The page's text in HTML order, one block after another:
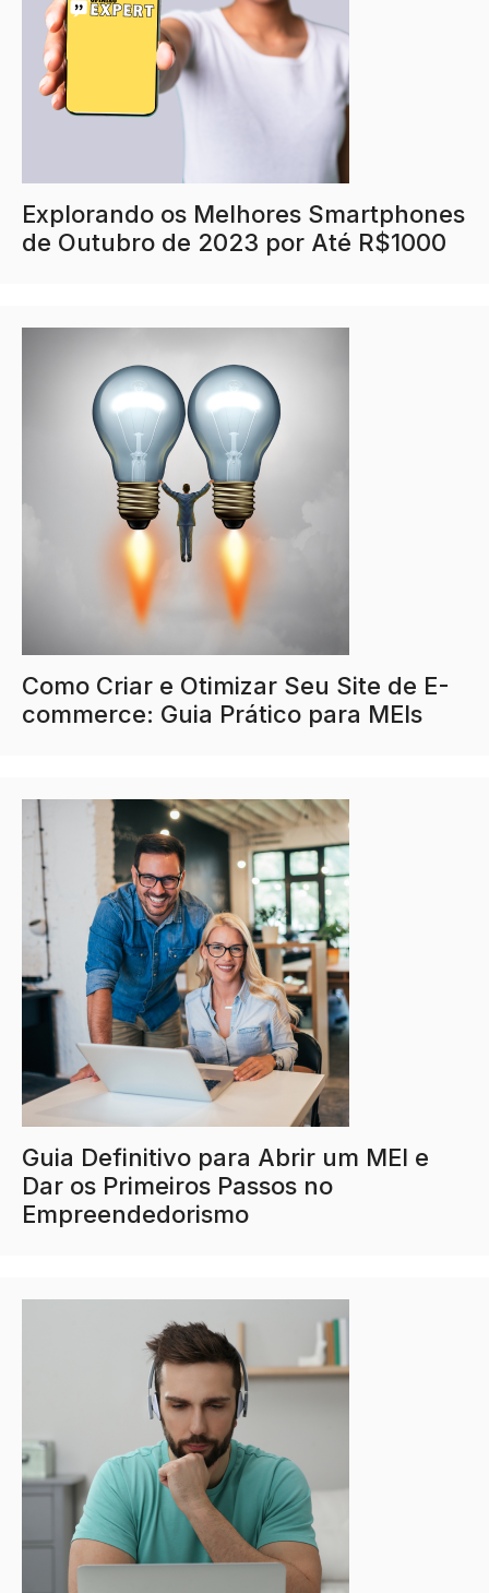
Explorando os Melhores Smartphones
de Outubro de 2023 por Até R$1000
Como Criar e Otimizar Seu Site de E-
commerce: Guia Prático para MEIs
Guia Definitivo para Abrir um MEI e
Dar os Primeiros Passos no
Empreendedorismo